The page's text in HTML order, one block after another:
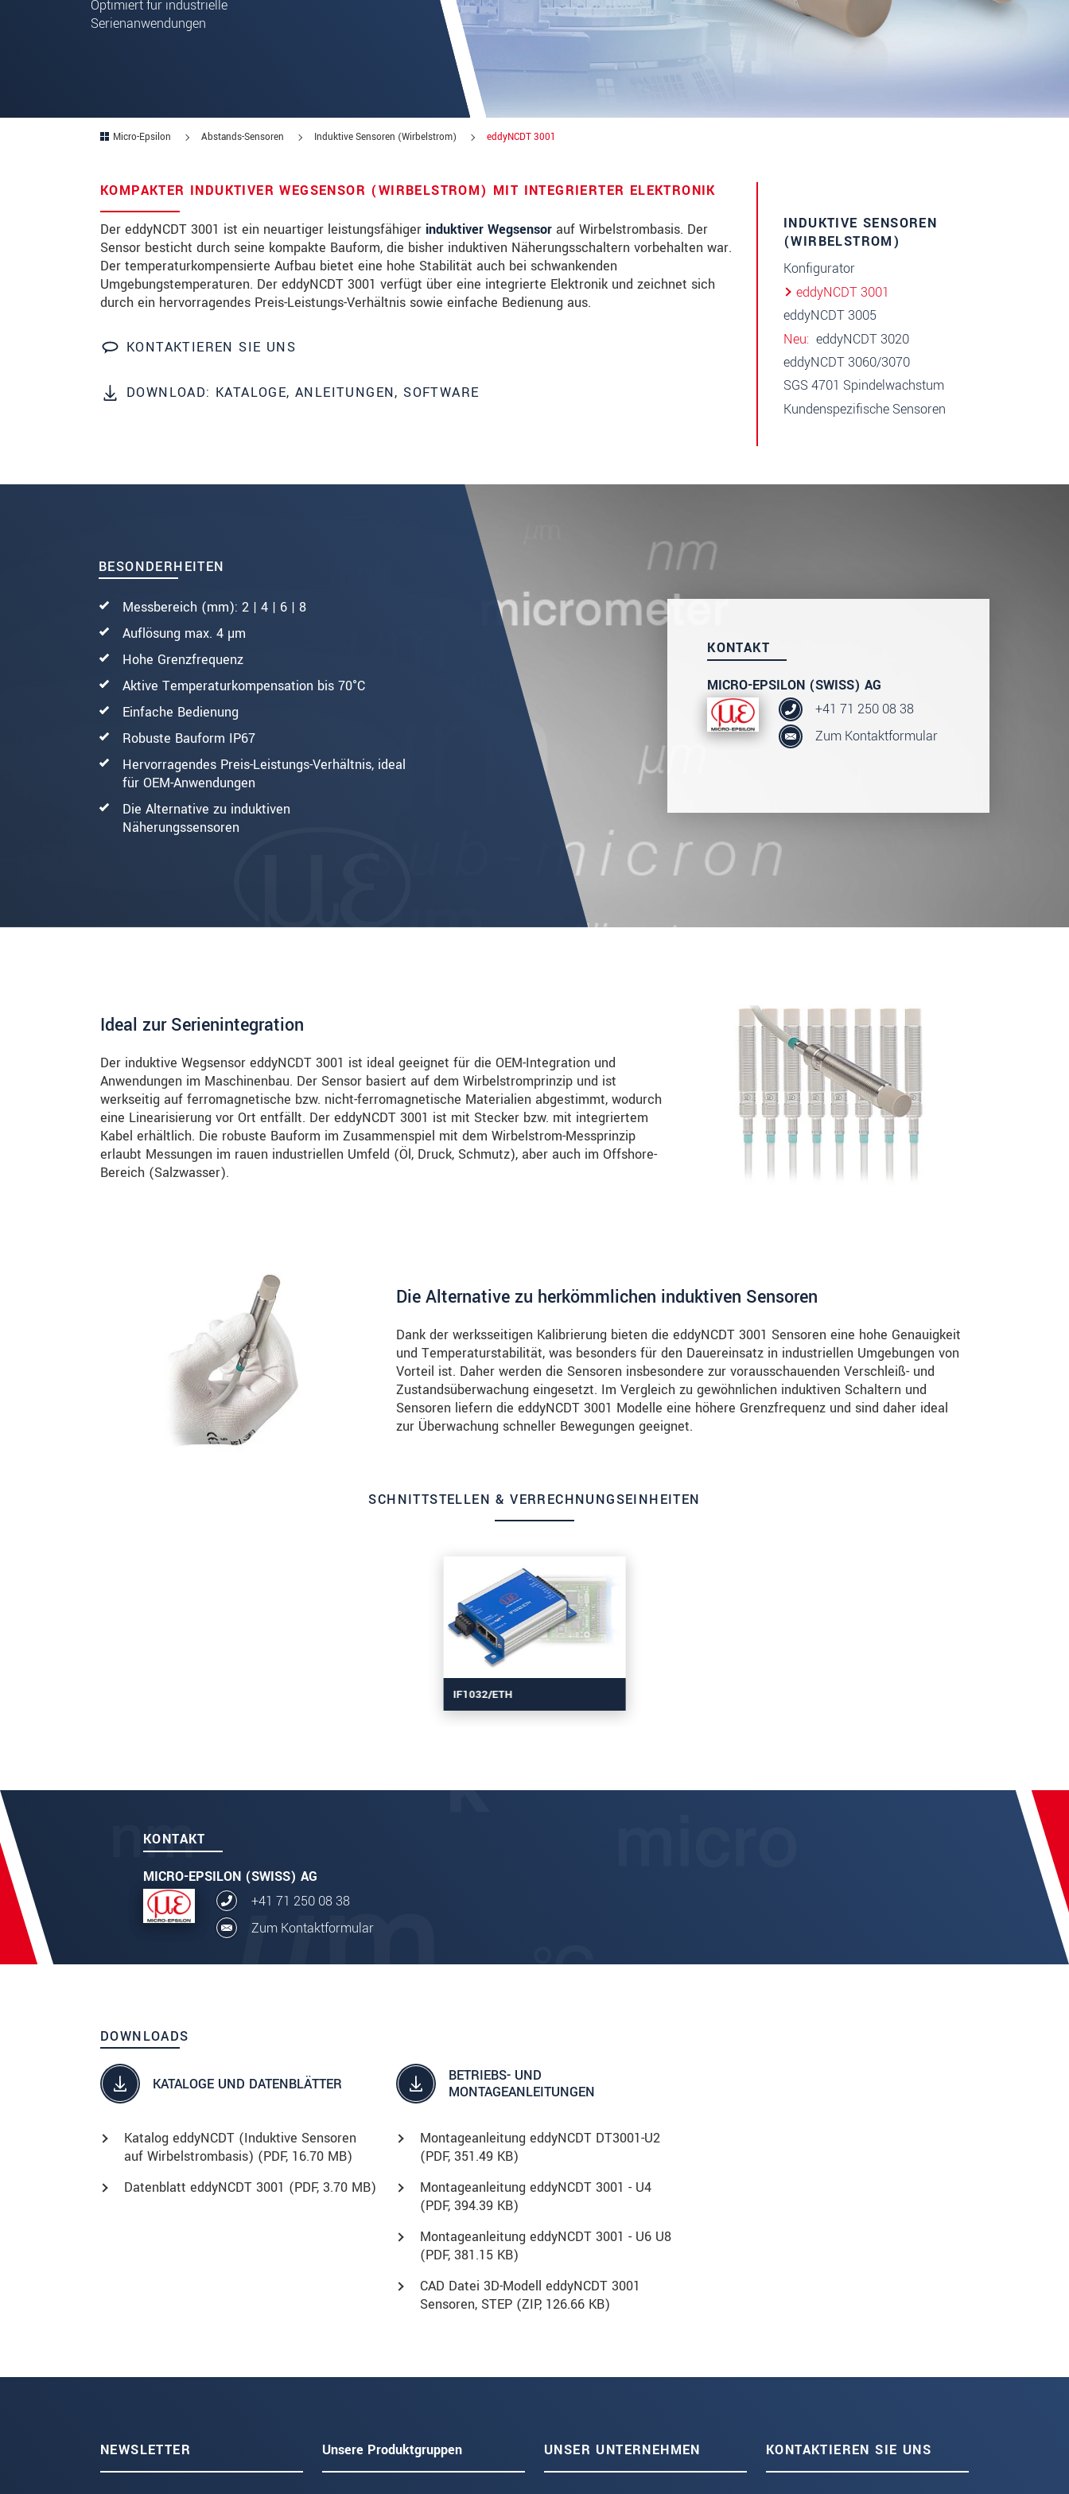
Optimiert für industrielle
Serienanwendungen
Micro-Epsilon Abstands-Sensoren Induktive Sensoren (Wirbelstrom) eddyNCDT 3001
KOMPAKTER INDUKTIVER WEGSENSOR (WIRBELSTROM) MIT INTEGRIERTER ELEKTRONIK
Der eddyNCDT 3001 ist ein neuartiger leistungsfähiger induktiver Wegsensor auf Wirbelstrombasis. Der
Sensor besticht durch seine kompakte Bauform, die bisher induktiven Näherungsschaltern vorbehalten war.
Der temperaturkompensierte Aufbau bietet eine hohe Stabilität auch bei schwankenden
Umgebungstemperaturen. Der eddyNCDT 3001 verfügt über eine integrierte Elektronik und zeichnet sich
durch ein hervorragendes Preis-Leistungs-Verhältnis sowie einfache Bedienung aus.
KONTAKTIEREN SIE UNS
DOWNLOAD: KATALOGE, ANLEITUNGEN, SOFTWARE
INDUKTIVE SENSOREN
(WIRBELSTROM)
Konfigurator
eddyNCDT 3001
eddyNCDT 3005
Neu eddyNCDT 3020
eddyNCDT 3060/3070
SGS 4701 Spindelwachstum
Kundenspezifische Sensoren
BESONDERHEITEN
Messbereich (mm): 2 | 4 | 6 | 8
Auflösung max. 4 µm
Hohe Grenzfrequenz
Aktive Temperaturkompensation bis 70°C
Einfache Bedienung
Robuste Bauform IP67
Hervorragendes Preis-Leistungs-Verhältnis, ideal
für OEM-Anwendungen
Die Alternative zu induktiven
Näherungssensoren
KONTAKT
MICRO-EPSILON (SWISS) AG
+41 71 250 08 38
Zum Kontaktformular
Telefon
Nachricht
Bitte halten Sie mich per Mail über Produktinnovationen auf dem Laufenden
Wir behandeln Ihre Daten vertraulich. Bitte lesen Sie dazu unsere
SENDEN
Ideal zur Serienintegration
Der induktive Wegsensor eddyNCDT 3001 ist ideal geeignet für die OEM-Integration und
Anwendungen im Maschinenbau. Der Sensor basiert auf dem Wirbelstromprinzip und ist
werkseitig auf ferromagnetische bzw. nicht-ferromagnetische Materialien abgestimmt, wodurch
eine Linearisierung vor Ort entfällt. Der eddyNCDT 3001 ist mit Stecker bzw. mit integriertem
Kabel erhältlich. Die robuste Bauform im Zusammenspiel mit dem Wirbelstrom-Messprinzip
erlaubt Messungen im rauen industriellen Umfeld (Öl, Druck, Schmutz), aber auch im Offshore-
Bereich (Salzwasser).
Die Alternative zu herkömmlichen induktiven Sensoren
Dank der werksseitigen Kalibrierung bieten die eddyNCDT 3001 Sensoren eine hohe Genauigkeit
und Temperaturstabilität, was besonders für den Dauereinsatz in industriellen Umgebungen von
Vorteil ist. Daher werden die Sensoren insbesondere zur vorausschauenden Verschleiß- und
Zustandsüberwachung eingesetzt. Im Vergleich zu gewöhnlichen induktiven Schaltern und
Sensoren liefern die eddyNCDT 3001 Modelle eine höhere Grenzfrequenz und sind daher ideal
zur Überwachung schneller Bewegungen geeignet.
SCHNITTSTELLEN & VERRECHNUNGSEINHEITEN
IF1032/ETH
KONTAKT
MICRO-EPSILON (SWISS) AG
+41 71 250 08 38
Zum Kontaktformular
DOWNLOADS
KATALOGE UND DATENBLÄTTER
Katalog eddyNCDT (Induktive Sensoren
auf Wirbelstrombasis) (PDF, 16.70 MB)
Datenblatt eddyNCDT 3001 (PDF, 3.70 MB)
BETRIEBS- UND
MONTAGEANLEITUNGEN
Montageanleitung eddyNCDT DT3001-U2
(PDF, 351.49 KB)
Montageanleitung eddyNCDT 3001 - U4
(PDF, 394.39 KB)
Montageanleitung eddyNCDT 3001 - U6 U8
(PDF, 381.15 KB)
CAD Datei 3D-Modell eddyNCDT 3001
Sensoren, STEP (ZIP, 126.66 KB)
NEWSLETTER Unsere Produktgruppen UNSER UNTERNEHMEN KONTAKTIEREN SIE UNS